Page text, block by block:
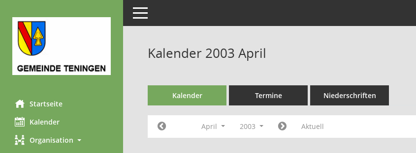
Startseite
Kalender
Organisation
Toggle navigation
Kalender 2003 April
Kalender Termine Niederschriften
April 2003 Aktuell